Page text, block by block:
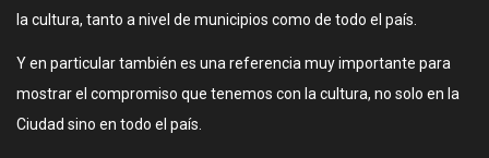
la cultura, tanto a nivel de municipios como de todo el país.
Y en particular también es una referencia muy importante para
mostrar el compromiso que tenemos con la cultura, no solo en la
Ciudad sino en todo el país.